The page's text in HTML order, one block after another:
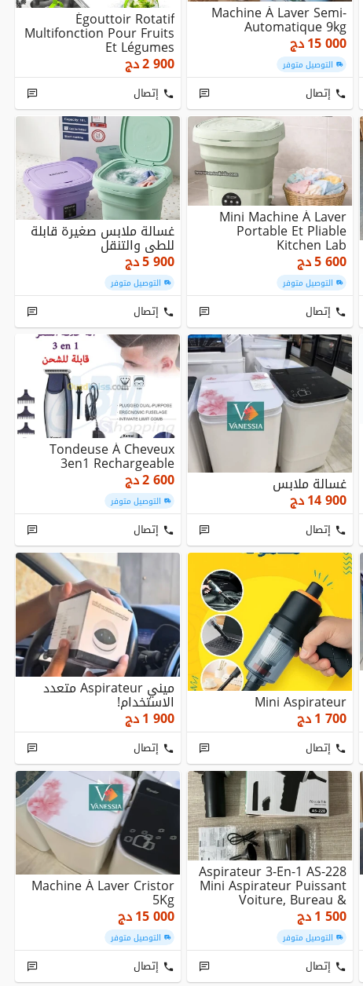
Machine À Laver Semi-
Automatique 9kg
15 000دج
التوصيل متوفر
إتصال
Égouttoir Rotatif
Multifonction Pour Fruits
Et Légumes
2 900دج
إتصال
Mini Machine À Laver
Portable Et Pliable
Kitchen Lab
5 600دج
التوصيل متوفر
إتصال
غسالة ملابس صغيرة قابلة
للطي والتنقل
5 900دج
التوصيل متوفر
إتصال
غسالة ملابس
14 900دج
إتصال
Tondeuse À Cheveux
3en1 Rechargeable
2 600دج
التوصيل متوفر
إتصال
Mini Aspirateur
1 700دج
إتصال
ميني Aspirateur متعدد
الاستخدام!
1 900دج
إتصال
Aspirateur 3-En-1 AS-228
Mini Aspirateur Puissant
Voiture, Bureau &
Maison Sans ...
1 500دج
التوصيل متوفر
إتصال
Machine À Laver Cristor
5Kg
15 000دج
التوصيل متوفر
إتصال